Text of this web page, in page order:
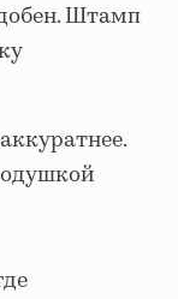
Штамп